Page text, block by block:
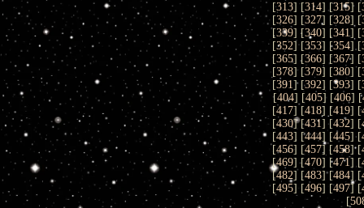
[313] [314] [315] [
[326] [327] [328] [
[339] [340] [341] [
[352] [353] [354] [
[365] [366] [367] [
[378] [379] [380] [
[391] [392] [393] [
[404] [405] [406] [
[417] [418] [419] [
[430] [431] [432] [
[443] [444] [445] [
[456] [457] [458] [
[469] [470] [471] [
[482] [483] [484] [
[495] [496] [497] [
[